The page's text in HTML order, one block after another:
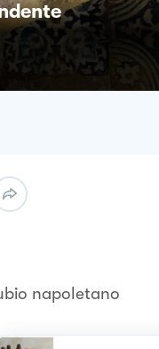
napoletano